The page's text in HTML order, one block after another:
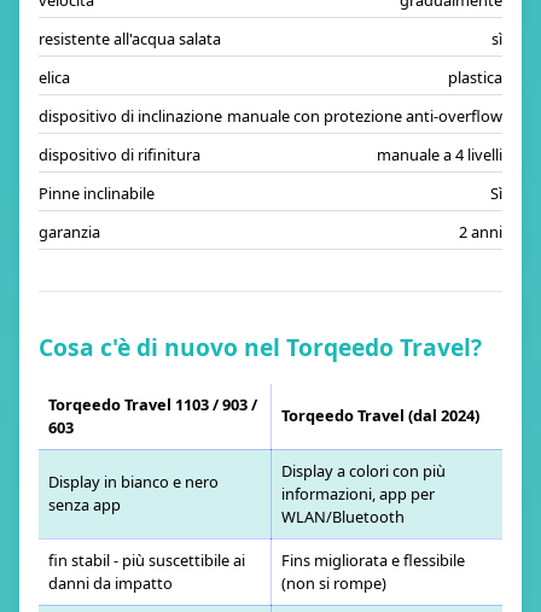
resistente all'acqua salata
sì
elica
plastica
dispositivo di inclinazione manuale con protezione anti-overflow
dispositivo di rifinitura
manuale a 4 livelli
Pinne inclinabile
Sì
garanzia
2 anni
Cosa c'è di nuovo nel Torqeedo Travel?
Torqeedo Travel 1103 / 903 /
603
Torqeedo Travel (dal 2024)
Display in bianco e nero
senza app
Display a colori con più
informazioni, app per
WLAN/Bluetooth
fin stabil - più suscettibile ai
danni da impatto
Fins migliorata e flessibile
(non si rompe)